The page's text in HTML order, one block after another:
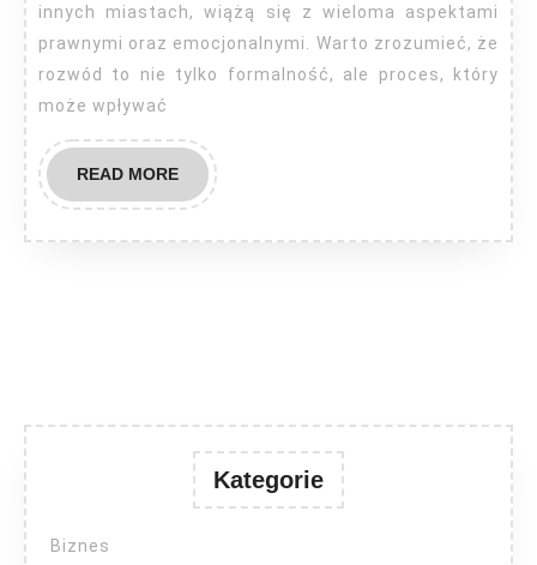
innych miastach, wiążą się z wieloma aspektami
prawnymi oraz emocjonalnymi. Warto zrozumieć, że
rozwód to nie tylko formalność, ale proces, który
może wpływać
READ MOREREAD
MORE
Kategorie
Biznes